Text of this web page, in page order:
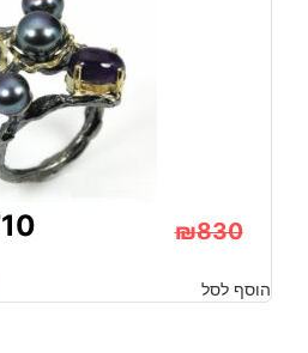
₪830
המקורי
הנוכחי
הוסף לסל